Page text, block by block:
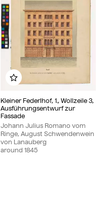
Kleiner Federlhof, 1., Wollzeile 3,
Ausführungsentwurf zur
Fassade
Johann Julius Romano vom
Ringe, August Schwendenwein
von Lanauberg
around 1845
Add to my album